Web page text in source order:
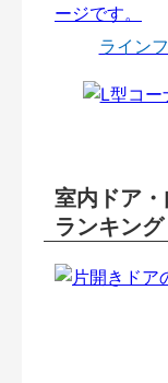
ライン
室内ドア
ランキング